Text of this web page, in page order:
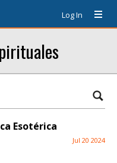
Log In
Esotérica
Jul 20 2024